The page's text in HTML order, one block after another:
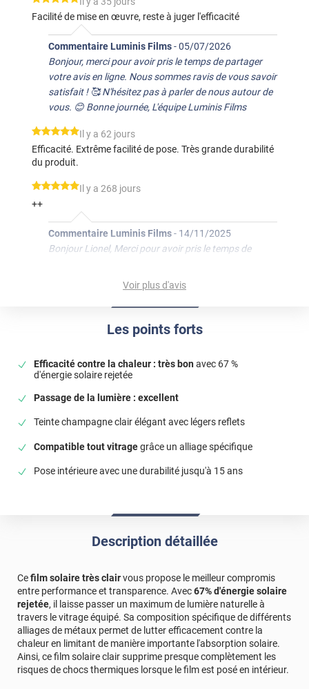
Les points forts
Efficacité contre la chaleur : très bonavec 67 %
d'énergie solaire rejetée
Passage de la lumière : excellent
Teinte champagne clair élégant avec légers reflets
Compatible tout vitragegrâce un alliage spécifique
Pose intérieure avec une durabilité jusqu'à 15 ans
Facilité de mise en œuvre, reste à juger l'efficacité
Commentaire Luminis Films-05/07/2026
Bonjour, merci pour avoir pris le temps de partager
votre avis en ligne. Nous sommes ravis de vous savoir
satisfait ! 🥰 N'hésitez pas à parler de nous autour de
vous. 😊 Bonne journée, L'équipe Luminis Films
*****
Il y a 62 jours
Efficacité. Extrême facilité de pose. Très grande durabilité
du produit.
*****
Il y a 268 jours
++
Commentaire Luminis Films- 14/11/2025
Bonjour Lionel, Merci pour avoir pris le temps de
vous savoir satisfait ! N'hésitez pas à parler de nous
autour de vous. Bonne journée, L'équipe Luminis Films
Commentaire Luminis Films-16/10/2025
Bonjour Alain, Un grand merci pour votre message !
C’est un plaisir de savoir que tout s’est déroulé
L'équipe Luminis Films
*****
Il y a 408 jours
Pour là pose l'eau savonneuse est essentielle. La notice
Commentaire Luminis Films-27/06/2025
savonneuse facilite grandement la pose, et nous
claires pour vous accompagner. Bonne journée,
L'équipe Luminis Films
*****
Il y a 744 jours
Parfait au niveau réduction de chaleur. Mieux que ce que
je n'imaginais. On sent la différence de quelques degrés.
Mais une galère à poser parfaitement. Les prochains
films pour de grandes baies se feront avec pose
Voir plus d'avis
Description détaillée
Cefilm solaire très clairvous propose le meilleur compromis
entre performance et transparence. Avec67% d'énergie solaire
rejetée, il laisse passer un maximum de lumière naturelle à
travers le vitrage équipé. Sa composition spécifique de différents
alliages de métaux permet de lutter efficacement contre la
chaleur en limitant de manière importante l'absorption solaire.
Ainsi, ce film solaire clair supprime presque complètement les
risques de chocs thermiques lorsque le film est posé en intérieur.